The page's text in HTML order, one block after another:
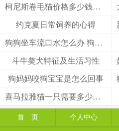
柯尼斯卷毛猫价格多少钱？柯尼斯卷毛猫的介绍
约克夏日常饲养的心得
狗狗坐车流口水怎么办 狗狗晕车会流口水
斗牛獒犬特征及生活习性
狗妈妈咬狗宝宝是怎么回事
喜马拉雅猫一只需要多少钱？
首 页 个人中心